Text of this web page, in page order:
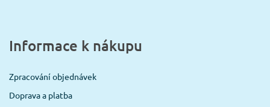
Informace k nákupu
Zpracování objednávek
Doprava a platba